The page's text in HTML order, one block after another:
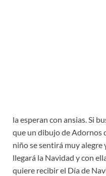
la esperan con ansias. Si
que un dibujo de Adornos
niño se sentirá muy
llegará la Navidad y con
quiere recibir el Día de